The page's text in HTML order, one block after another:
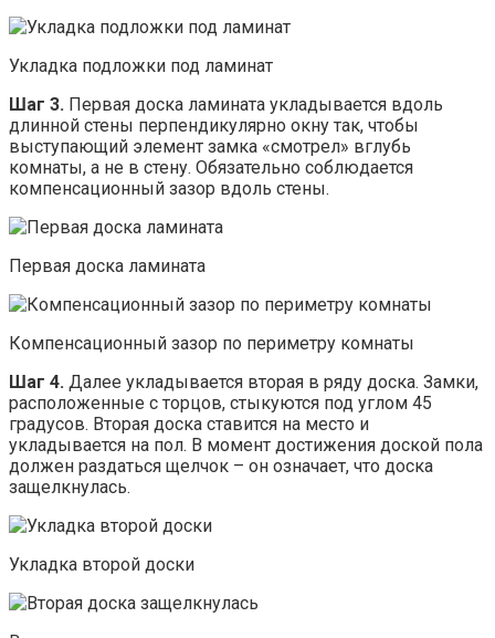
Укладка подложки под ламинат
Шаг 3. Первая доска ламината укладывается вдоль
длинной стены перпендикулярно окну так, чтобы
выступающий элемент замка «смотрел» вглубь
комнаты, а не в стену. Обязательно соблюдается
компенсационный зазор вдоль стены.
Первая доска ламината
Компенсационный зазор по периметру комнаты
Шаг 4. Далее укладывается вторая в ряду доска. Замки,
расположенные с торцов, стыкуются под углом 45
градусов. Вторая доска ставится на место и
укладывается на пол. В момент достижения доской пола
должен раздаться щелчок – он означает, что доска
защелкнулась.
Укладка второй доски